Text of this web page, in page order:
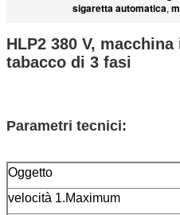
sigaretta automatica,
HLP2 380 V,
tabacco di 3 fasi
Parametri tecnici:
Oggetto
velocità 1.Maximum